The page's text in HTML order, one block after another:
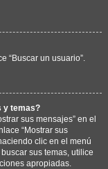
“Buscar un usuario”.
y temas?
sus mensajes” en el
“Mostrar sus
clic en el menú
sus temas, utilice
apropiadas.